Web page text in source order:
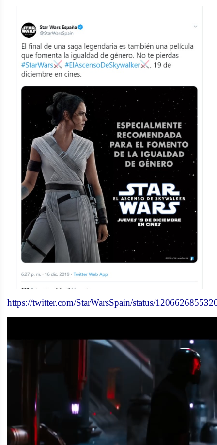
https://twitter.com/StarWarsSpain/status/